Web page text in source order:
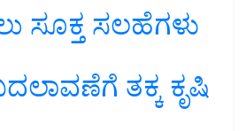
ಸೂಕ್ತ ಸಲಹೆಗಳು
ತಕ್ಕ ಕೃಷಿ